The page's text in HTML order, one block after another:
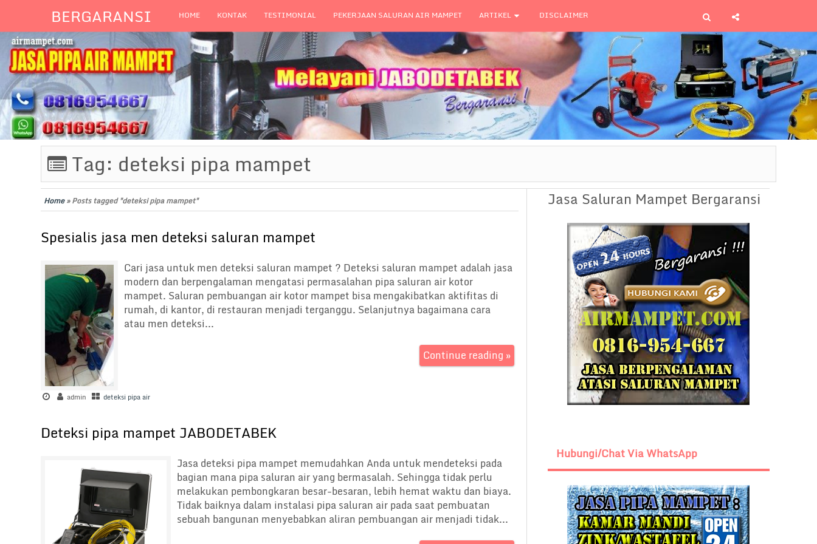
BERGARANSI HOME KONTAK TESTIMONIAL PEKERJAAN SALURAN AIR MAMPET ARTIKEL DISCLAIMER
Tag: deteksi pipa mampet
Home»Posts tagged "deteksi pipa mampet"
Spesialis jasa men deteksi saluran mampet
Cari jasa untuk men deteksi saluran mampet ? Deteksi saluran mampet adalah jasa
modern dan berpengalaman mengatasi permasalahan pipa saluran air kotor
mampet. Saluran pembuangan air kotor mampet bisa mengakibatkan aktifitas di
rumah, di kantor, di restauran menjadi terganggu. Selanjutnya bagaimana cara
atau men deteksi...
Continue reading »
admin deteksi pipa air
Deteksi pipa mampet JABODETABEK
Jasa deteksi pipa mampet memudahkan Anda untuk mendeteksi pada
bagian mana pipa saluran air yang bermasalah. Sehingga tidak perlu
melakukan pembongkaran besar-besaran, lebih hemat waktu dan biaya.
Tidak baiknya dalam instalasi pipa saluran air pada saat pembuatan
sebuah bangunan menyebabkan aliran pembuangan air menjadi tidak...
Jasa Saluran Mampet Bergaransi
Hubungi/Chat Via WhatsApp